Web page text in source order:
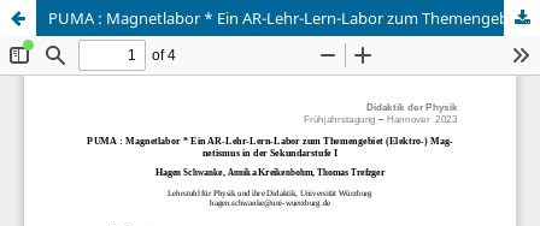
PUMA : Magnetlabor * Ein AR-Lehr-Lern-Labor zum Themengebiet (Elektro-) Magnetismus in der Sekundarstufe I